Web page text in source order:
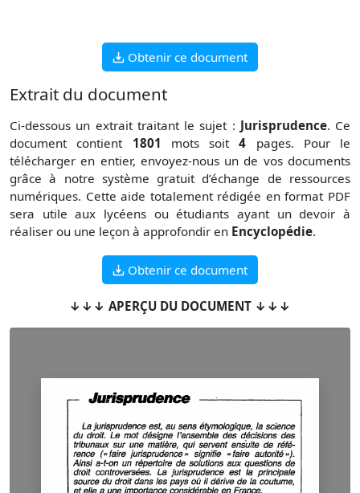
Obtenir ce document
Extrait du document
Ci-dessous un extrait traitant le sujet : Jurisprudence. Ce
document contient 1801 mots soit4 pages. Pour le
télécharger en entier, envoyez-nous un de vos documents
grâce à notre système gratuitd’échange de ressources
numériques. Cette aide totalement rédigée en format PDF
sera utile aux lycéens ou étudiants ayant un devoir à
réaliser ou une leçon à approfondir en Encyclopédie.
Obtenir ce document
↓↓↓ APERÇU DU DOCUMENT ↓↓↓